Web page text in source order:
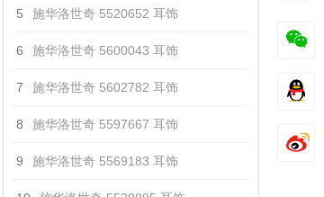
5 施华洛世奇 5520652 耳饰
6 施华洛世奇 5600043 耳饰
7 施华洛世奇 5602782 耳饰
8 施华洛世奇 5597667 耳饰
9 施华洛世奇 5569183 耳饰